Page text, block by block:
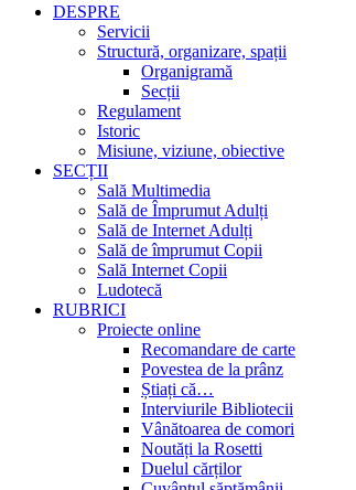
DESPRE
Servicii
Structură, organizare, spații
Organigramă
Secții
Regulament
Istoric
Misiune, viziune, obiective
SECȚII
Sală Multimedia
Sală de Împrumut Adulți
Sală de Internet Adulți
Sală de împrumut Copii
Sală Internet Copii
Ludotecă
RUBRICI
Proiecte online
Recomandare de carte
Povestea de la prânz
Știați că…
Interviurile Bibliotecii
Vânătoarea de comori
Noutăți la Rosetti
Duelul cărților